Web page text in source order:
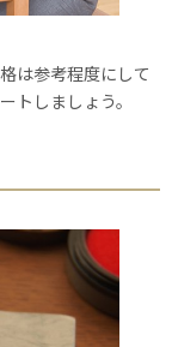
は参考程度にして
トしましょう。